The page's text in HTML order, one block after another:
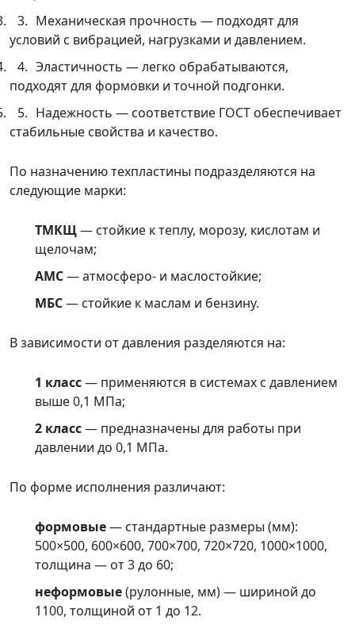
Механическая прочность — подходят для
условий с вибрацией, нагрузками и давлением.
Эластичность — легко обрабатываются,
подходят для формовки и точной подгонки.
Надежность — соответствие ГОСТ обеспечивает
стабильные свойства и качество.
По назначению техпластины подразделяются на
следующие марки:
ТМКЩ— стойкие к теплу, морозу, кислотам и
щелочам;
АМС— атмосферо- и маслостойкие;
МБС— стойкие к маслам и бензину.
В зависимости от давления разделяются на:
1 класс— применяются в системах с давлением
выше 0,1 МПа;
2 класс— предназначены для работы при
давлении до 0,1 МПа.
По форме исполнения различают:
формовые— стандартные размеры (мм):
500×500, 600×600, 700×700, 720×720, 1000×1000,
толщина — от 3 до 60;
неформовые(рулонные, мм) — шириной до
1100, толщиной от 1 до 12.